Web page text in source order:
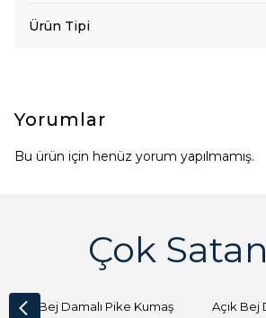
Ürün Tipi
Yorumlar
Bu ürün için henüz yorum yapılmamış.
Çok
Açık Bej Damalı Pike Kumaş